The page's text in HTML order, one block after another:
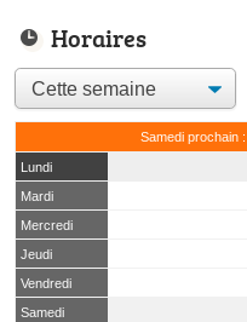
Horaires
Samedi prochain :
Lundi
Mardi
Mercredi
Jeudi
Vendredi
Samedi